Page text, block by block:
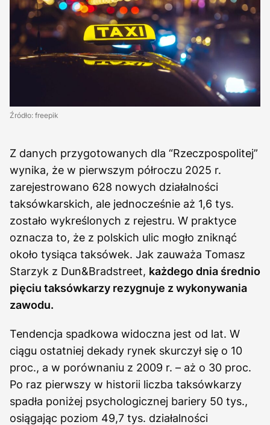
Źródło: freepik
Z danych przygotowanych dla “Rzeczpospolitej”
wynika, że w pierwszym półroczu 2025 r.
zarejestrowano 628 nowych działalności
taksówkarskich, ale jednocześnie aż 1,6 tys.
zostało wykreślonych z rejestru. W praktyce
oznacza to, że z polskich ulic mogło zniknąć
około tysiąca taksówek. Jak zauważa Tomasz
Starzyk z Dun&Bradstreet, każdego dnia średnio
pięciu taksówkarzy rezygnuje z wykonywania
zawodu.
Tendencja spadkowa widoczna jest od lat. W
ciągu ostatniej dekady rynek skurczył się o 10
proc., a w porównaniu z 2009 r. – aż o 30 proc.
Po raz pierwszy w historii liczba taksówkarzy
spadła poniżej psychologicznej bariery 50 tys.,
osiągając poziom 49,7 tys. działalności